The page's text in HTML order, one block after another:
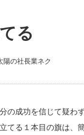
COMPANIES
朝礼
尚哉氏(5)
ック(240)
利益を上げる経営」の極
(10)
(9)
事業承継の前に、決めて
会社と社長のための資産管
ピョートル・F・
朝礼・会議での「
社長の口ぐせ経営
社長の右腕をつく
る
陽の社長業ネク
の成功を信じて疑わ
てる１本目の旗は、